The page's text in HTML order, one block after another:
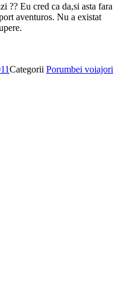
?? Eu cred ca da,si asta fara
aventuros. Nu a existat
Categorii Porumbei voiajori